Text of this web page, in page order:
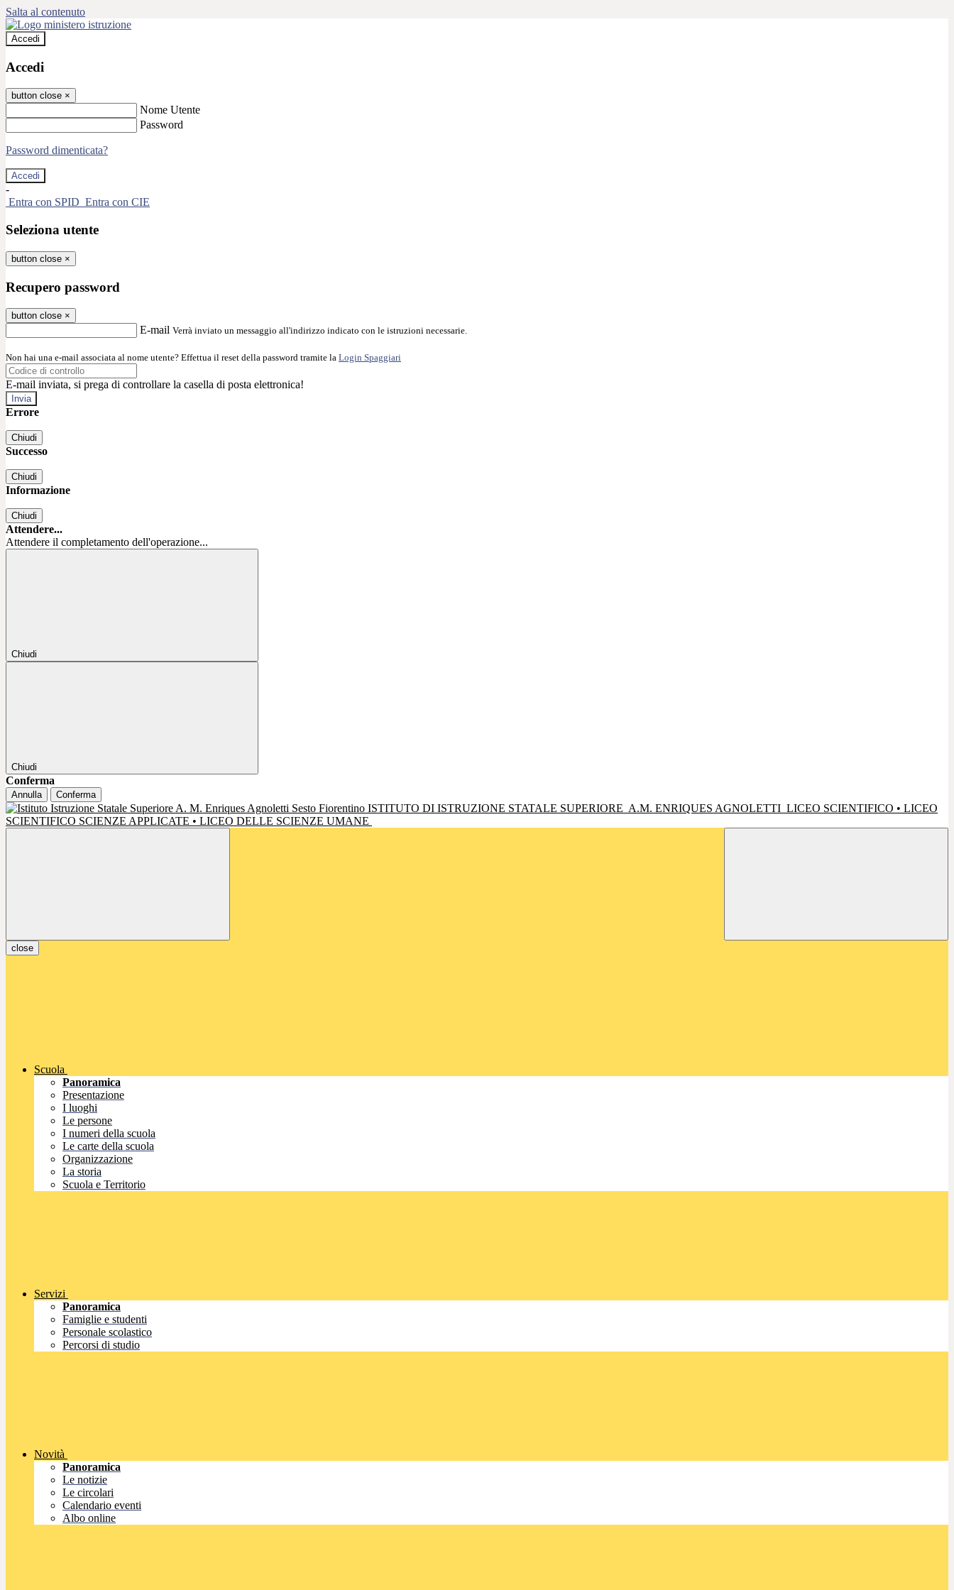
Salta al contenuto
Accedi
Accedi
button close ×
Nome Utente
Password
Password dimenticata?
-
Entra con SPID Entra con CIE
Seleziona utente
button close ×
Recupero password
button close ×
E-mail Verrà inviato un messaggio all'indirizzo indicato con le istruzioni necessarie.
Non hai una e-mail associata al nome utente? Effettua il reset della password tramite la Login Spaggiari
E-mail inviata, si prega di controllare la casella di posta elettronica!
Errore
Chiudi
Successo
Chiudi
Informazione
Chiudi
Attendere...
Attendere il completamento dell'operazione...
Chiudi
Chiudi
Conferma
Annulla Conferma
ISTITUTO DI ISTRUZIONE STATALE SUPERIORE A.M. ENRIQUES AGNOLETTI LICEO SCIENTIFICO • LICEO
SCIENTIFICO SCIENZE APPLICATE • LICEO DELLE SCIENZE UMANE
close
Scuola
Panoramica
Presentazione
I luoghi
Le persone
I numeri della scuola
Le carte della scuola
Organizzazione
La storia
Scuola e Territorio
Servizi
Panoramica
Famiglie e studenti
Personale scolastico
Percorsi di studio
Novità
Panoramica
Le notizie
Le circolari
Calendario eventi
Albo online